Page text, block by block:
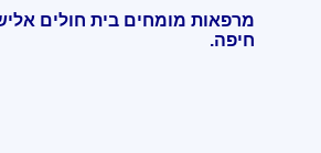
חיפה.